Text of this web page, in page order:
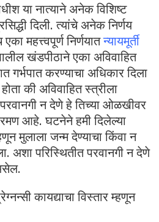
या नात्याने अनेक विशिष्ट
दिली. त्यांचे अनेक निर्णय
महत्त्वपूर्ण निर्णयातन्यायमूर्ती
खंडपीठाने एका अविवाहित
गर्भपात करण्याचा अधिकार दिला
की अविवाहित स्त्रीला
परवानगी न देणे हे तिच्या ओळखीवर
आहे. घटनेने हमी दिलेल्या
मुलाला जन्म देण्याचा किंवा न
अशा परिस्थितीत परवानगी न देणे
कायद्याचा विस्तार म्हणून